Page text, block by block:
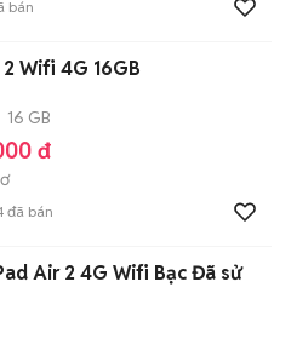
bán
Wifi 4G 16GB
16 GB
đ
đã bán
Air 2 4G Wifi Bạc Đã sử